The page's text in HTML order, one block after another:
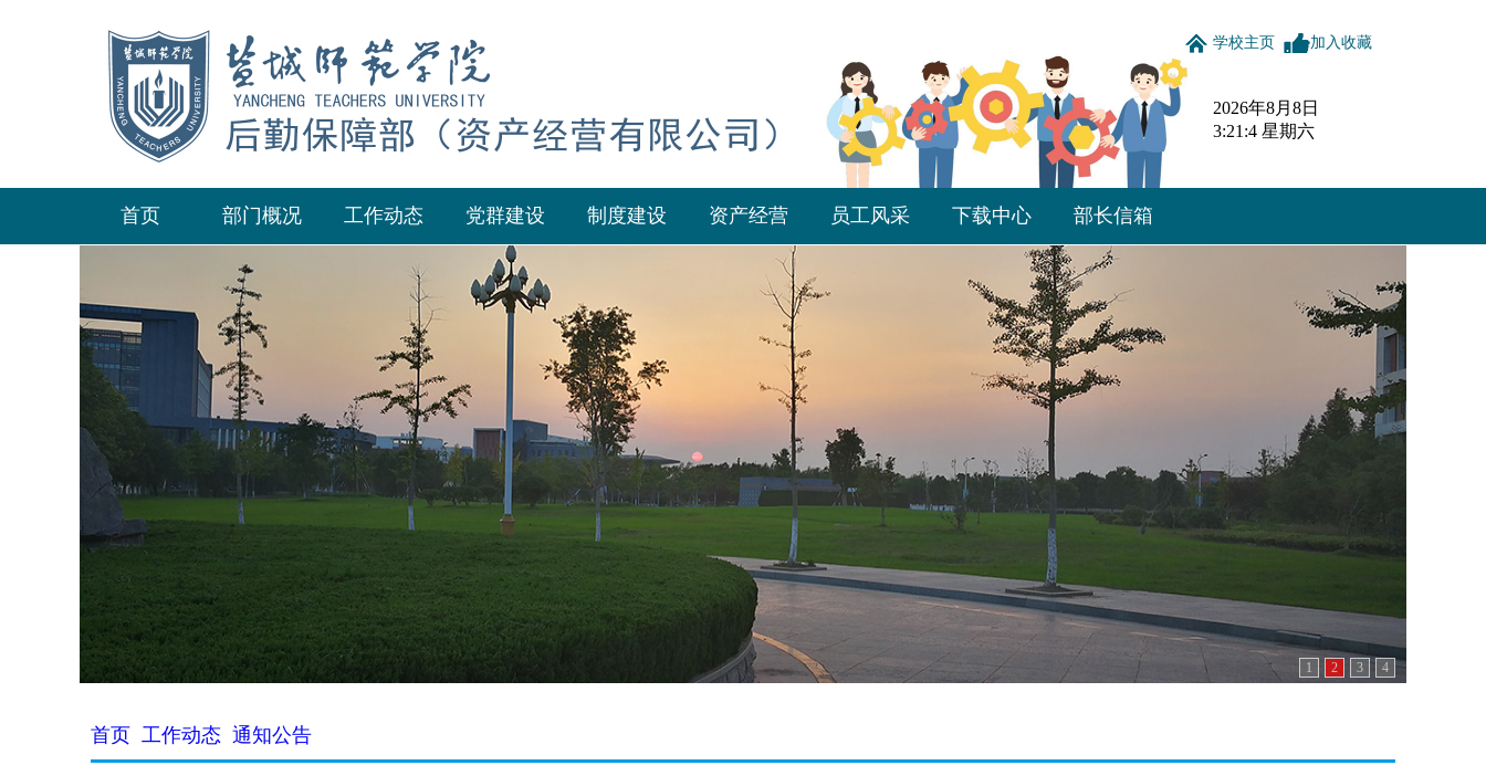
学校主页 加入收藏
2026年8月8日
3:21:5 星期六
首页 部门概况 工作动态 党群建设 制度建设 资产经营 员工风采 下载中心 部长信箱
1 2 3 4
首页 工作动态 通知公告